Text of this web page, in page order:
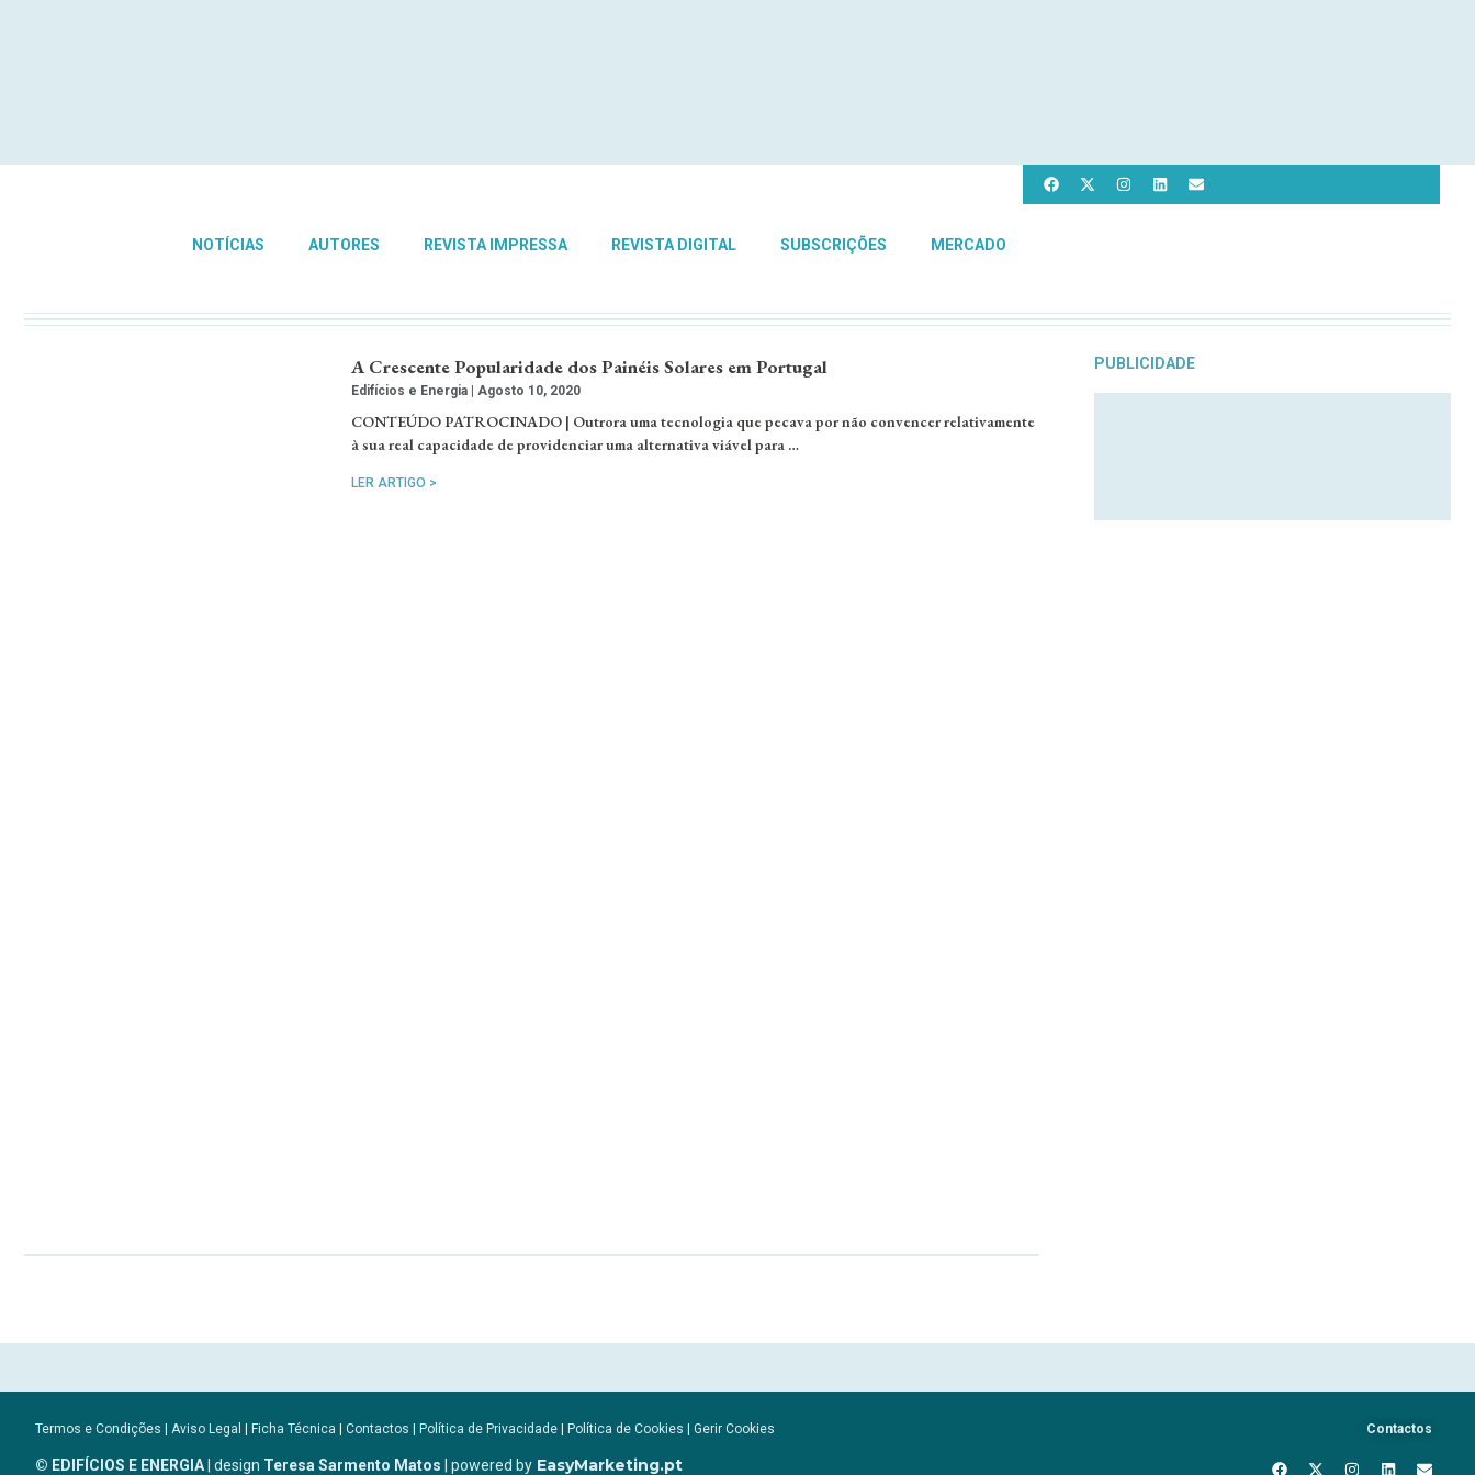
NOTÍCIAS AUTORES REVISTA IMPRESSA REVISTA DIGITAL SUBSCRIÇÕES MERCADO
A Crescente Popularidade dos Painéis Solares em Portugal
Edifícios e Energia Agosto 10, 2020
CONTEÚDO PATROCINADO | Outrora uma tecnologia que pecava por não convencer relativamente
à sua real capacidade de providenciar uma alternativa viável para …
LER ARTIGO >
PUBLICIDADE
Termos e Condições | Aviso Legal | Ficha Técnica | Contactos | Política de Privacidade | Política de Cookies | Gerir Cookies
© EDIFÍCIOS E ENERGIA| design Teresa Sarmento Matos | powered by EasyMarketing.pt
Contactos